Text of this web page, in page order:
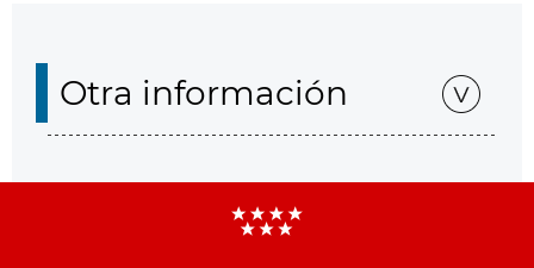
Otra información